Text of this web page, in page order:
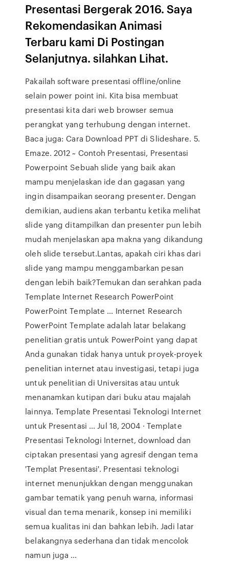
Presentasi Bergerak 2016. Saya
Rekomendasikan Animasi
Terbaru kami Di Postingan
Selanjutnya. silahkan Lihat.
Pakailah software presentasi offline/online
selain power point ini. Kita bisa membuat
presentasi kita dari web browser semua
perangkat yang terhubung dengan internet.
Baca juga: Cara Download PPT di Slideshare. 5.
Emaze. 2012 ~ Contoh Presentasi, Presentasi
Powerpoint Sebuah slide yang baik akan
mampu menjelaskan ide dan gagasan yang
ingin disampaikan seorang presenter. Dengan
demikian, audiens akan terbantu ketika melihat
slide yang ditampilkan dan presenter pun lebih
mudah menjelaskan apa makna yang dikandung
oleh slide tersebut.Lantas, apakah ciri khas dari
slide yang mampu menggambarkan pesan
dengan lebih baik?Temukan dan serahkan pada
Template Internet Research PowerPoint
PowerPoint Template ... Internet Research
PowerPoint Template adalah latar belakang
penelitian gratis untuk PowerPoint yang dapat
Anda gunakan tidak hanya untuk proyek-proyek
penelitian internet atau investigasi, tetapi juga
untuk penelitian di Universitas atau untuk
menanamkan kutipan dari buku atau majalah
lainnya. Template Presentasi Teknologi Internet
untuk Presentasi ... Jul 18, 2004 · Template
Presentasi Teknologi Internet, download dan
ciptakan presentasi yang agresif dengan tema
'Templat Presentasi'. Presentasi teknologi
internet menunjukkan dengan menggunakan
gambar tematik yang penuh warna, informasi
visual dan tema menarik, konsep ini memiliki
semua kualitas ini dan bahkan lebih. Jadi latar
belakangnya sederhana dan tidak mencolok
namun juga …